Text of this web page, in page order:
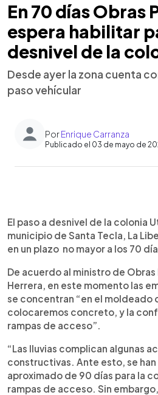
En 70 días Obras
espera habilitar
desnivel de la
Desde ayer la zona cuenta
paso vehícular
PorEnrique Carranza
Publicado el 03 de mayo de
Escuchar artículo
El paso a desnivel de la colonia
municipio de Santa Tecla, La
en un plazo no mayor a los 70
De acuerdo al ministro de Obras
Herrera, en este momento las
se concentran “en el moldeado
colocaremos concreto, y la
rampas de acceso”.
“Las lluvias complican algunas
constructivas. Ante esto, se
aproximado de 90 días para la
rampas de acceso. Sin